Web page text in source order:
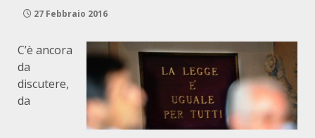
27 Febbraio 2016
C’è ancora
da
discutere,
da